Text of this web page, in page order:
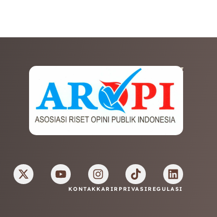
AFILIASI
KONTAK KARIR PRIVASI REGULASI